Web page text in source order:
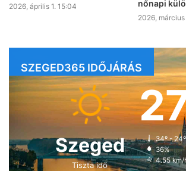
2026, április 1. 15:04 nőnapi
2026, március
SZEGED365 IDŐJÁRÁS
Szeged
Tiszta idő
34º - 24º
36%
4.55 km/